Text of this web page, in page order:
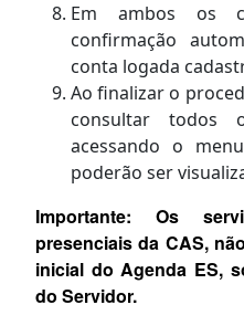
Em ambos os
confirmação
conta logada
Ao finalizar o
consultar todos
acessando o
poderão ser
Importante: Os
presenciais da CAS,
inicial do Agenda ES,
do Servidor.